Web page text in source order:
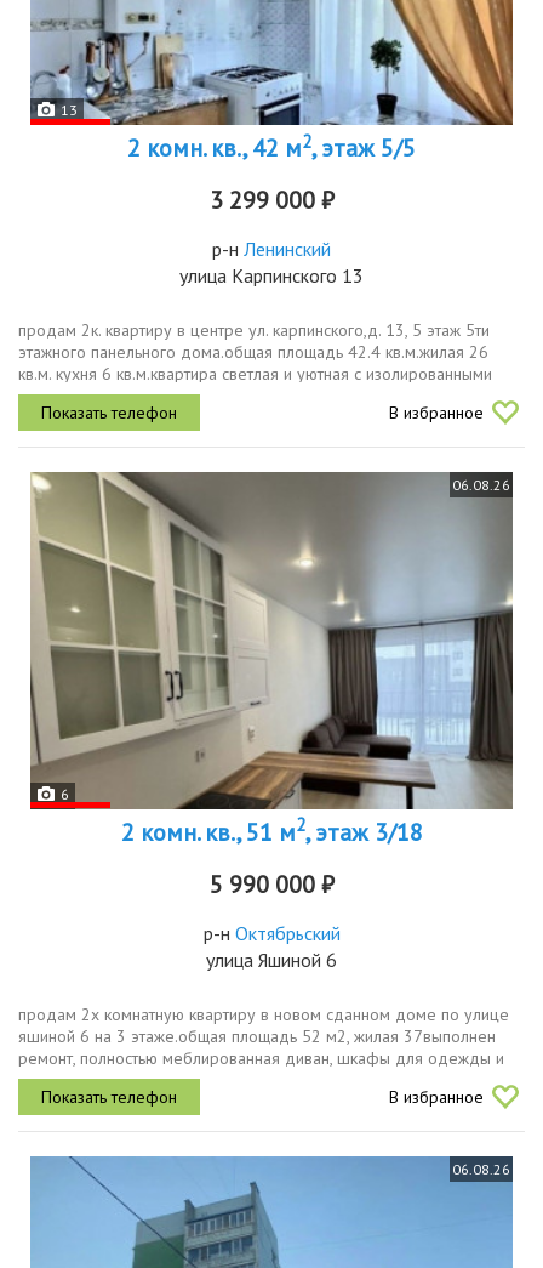
13
2 комн. кв., 42 м2, этаж 5/5
3 299 000 ₽
р-н Ленинский
улица Карпинского 13
продам 2к. квартиру в центре ул. карпинского,д. 13, 5 этаж 5ти
этажного панельного дома.общая площадь 42.4 кв.м.жилая 26
кв.м. кухня 6 кв.м.квартира светлая и уютная с изолированными
комнатами. санузел совмещен. коммуникации заменены
полностью,...
В избранное
06.08.26
6
2 комн. кв., 51 м2, этаж 3/18
5 990 000 ₽
р-н Октябрьский
улица Яшиной 6
продам 2х комнатную квартиру в новом сданном доме по улице
яшиной 6 на 3 этаже.общая площадь 52 м2, жилая 37выполнен
ремонт, полностью меблированная диван, шкафы для одежды и
обуви, кухонный гарнитур, оставим всю технику тв, вытяжка, плита,
духовой...
В избранное
06.08.26